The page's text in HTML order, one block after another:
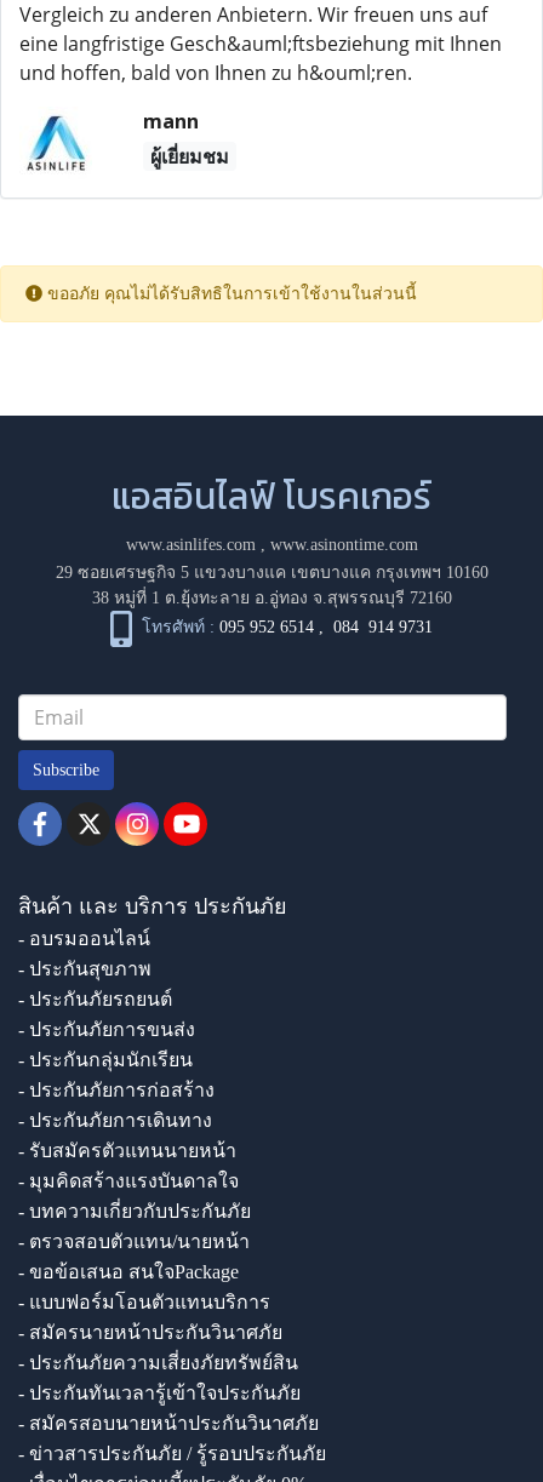
Vergleich zu anderen Anbietern. Wir freuen uns auf
eine langfristige Gesch&auml;ftsbeziehung mit Ihnen
und hoffen, bald von Ihnen zu h&ouml;ren.
mann
ผู้เยี่ยมชม
ขออภัย คุณไม่ได้รับสิทธิในการเข้าใช้งานในส่วนนี้
แอสอินไลฟ์ โบรคเกอร์
www.asinlifes.com, www.asinontime.com
29 ซอยเศรษฐกิจ 5 แขวงบางแค เขตบางแค กรุงเทพฯ 10160
38 หมู่ที่ 1 ต.ยุ้งทะลาย อ.อู่ทอง จ.สุพรรณบุรี 72160
โทรศัพท์ : 095 952 6514 ,084 914 9731
Subscribe
สินค้า และ บริการ ประกันภัย
- อบรมออนไลน์
- ประกันสุขภาพ
- ประกันภัยรถยนต์
- ประกันภัยการขนส่ง
- ประกันกลุ่มนักเรียน
- ประกันภัยการก่อสร้าง
- ประกันภัยการเดินทาง
- รับสมัครตัวแทนนายหน้า
- มุมคิดสร้างแรงบันดาลใจ
- บทความเกี่ยวกับประกันภัย
- ตรวจสอบตัวแทน/นายหน้า
- ขอข้อเสนอ สนใจPackage
- แบบฟอร์มโอนตัวแทนบริการ
- สมัครนายหน้าประกันวินาศภัย
- ประกันภัยความเสี่ยงภัยทรัพย์สิน
- ประกันทันเวลารู้เข้าใจประกันภัย
- สมัครสอบนายหน้าประกันวินาศภัย
- ข่าวสารประกันภัย / รู้รอบประกันภัย